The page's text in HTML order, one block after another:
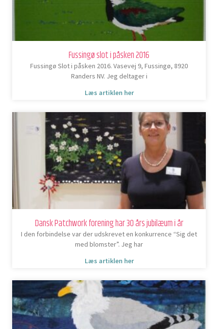
Fussingø slot i påsken 2016
Fussingø Slot i påsken 2016. Vasevej 9, Fussingø, 8920
Randers NV. Jeg deltager i
Læs artiklen her
Dansk Patchwork forening har 30 års jubilæum i år
I den forbindelse var der udskrevet en konkurrence “Sig det
med blomster”. Jeg har
Læs artiklen her